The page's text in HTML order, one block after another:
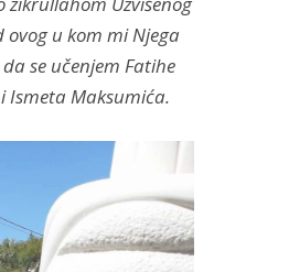
u kom mi Njega
se učenjem Fatihe
Ismeta Maksumića.